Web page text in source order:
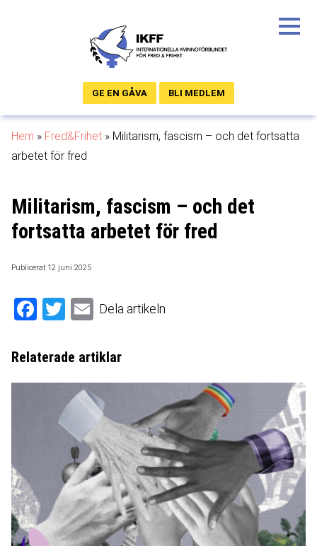
BLI MEDLEM
GE EN GÅVA
Hem » Fred&Frihet » Militarism, fascism – och det fortsatta
arbetet för fred
Militarism, fascism – och det
fortsatta arbetet för fred
Publicerat 12 juni 2025
Facebook
TwitterEmail
Dela artikeln
Relaterade artiklar